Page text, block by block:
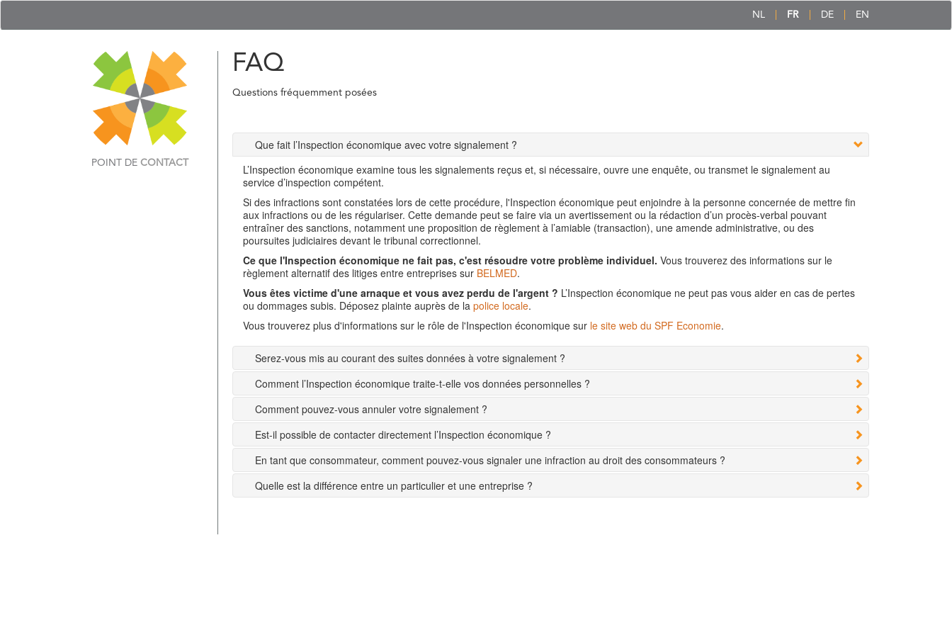
NL FR DE EN
POINT DE CONTACT
FAQ
Questions fréquemment posées
Que fait l’Inspection économique avec votre signalement ?
L’Inspection économique examine tous les signalements reçus et, si nécessaire, ouvre une enquête, ou transmet le signalement au
service d’inspection compétent.
Si des infractions sont constatées lors de cette procédure, l'Inspection économique peut enjoindre à la personne concernée de mettre fin
aux infractions ou de les régulariser. Cette demande peut se faire via un avertissement ou la rédaction d’un procès-verbal pouvant
entraîner des sanctions, notamment une proposition de règlement à l’amiable (transaction), une amende administrative, ou des
poursuites judiciaires devant le tribunal correctionnel.
Ce que l'Inspection économique ne fait pas, c'est résoudre votre problème individuel. Vous trouverez des informations sur le
règlement alternatif des litiges entre entreprises sur BELMED.
Vous êtes victime d'une arnaque et vous avez perdu de l'argent ? L’Inspection économique ne peut pas vous aider en cas de pertes
ou dommages subis. Déposez plainte auprès de la police locale.
Vous trouverez plus d'informations sur le rôle de l'Inspection économique sur le site web du SPF Economie.
Serez-vous mis au courant des suites données à votre signalement ?
Comment l’Inspection économique traite-t-elle vos données personnelles ?
Comment pouvez-vous annuler votre signalement ?
Est-il possible de contacter directement l’Inspection économique ?
En tant que consommateur, comment pouvez-vous signaler une infraction au droit des consommateurs ?
Quelle est la différence entre un particulier et une entreprise ?